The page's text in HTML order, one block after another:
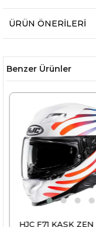
ÜRÜN ÖNERILERI
Benzer Ürünler
HJC F71 KASK ZEN